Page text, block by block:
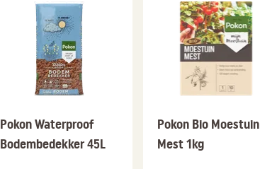
Pokon Waterproof
Bodembedekker 45L
Pokon Bio Moestuin
Mest 1kg